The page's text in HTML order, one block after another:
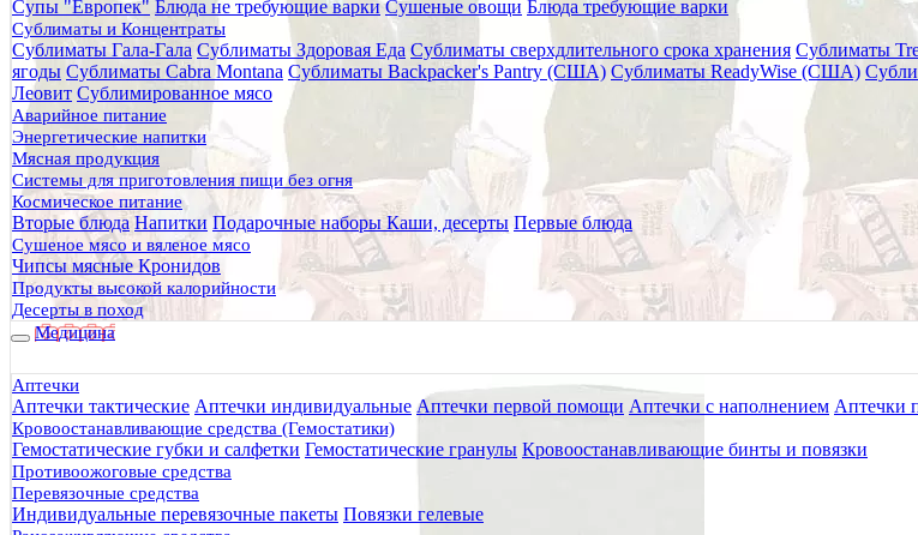
Супы "Европек" Блюда не требующие варки Сушеные овощи Блюда требующие варки
Сублиматы и Концентраты
Сублиматы Гала-Гала Сублиматы Здоровая Еда Сублиматы сверхдлительного срока хранения Сублиматы
ягоды Сублиматы Cabra Montana Сублиматы Backpacker's Pantry (США) Сублиматы ReadyWise (США)
Леовит Сублимированное мясо
Аварийное питание
Энергетические напитки
Мясная продукция
Системы для приготовления пищи без огня
Космическое питание
Вторые блюда Напитки Подарочные наборыКаши, десерты Первые блюда
Сушеное мясо и вяленое мясо
Чипсы мясные Кронидов
Продукты высокой калорийности
Десерты в поход
Медицина
Аптечки
Аптечки тактические Аптечки индивидуальные Аптечки первой помощи Аптечки с наполнением Аптечки
Кровоостанавливающие средства (Гемостатики)
Гемостатические губки и салфетки Гемостатические гранулы Кровоостанавливающие бинты и повязки
Противоожоговые средства
Перевязочные средства
Индивидуальные перевязочные пакеты Повязки гелевые
Главная
Каталог товаров
Питание
Сублиматы и Концентраты
Сублиматы Здоровая Еда
Картофельное пюре со сливками "Здоровая еда" 45 г
Картофельное пюре со сливками "Здоровая еда" 45